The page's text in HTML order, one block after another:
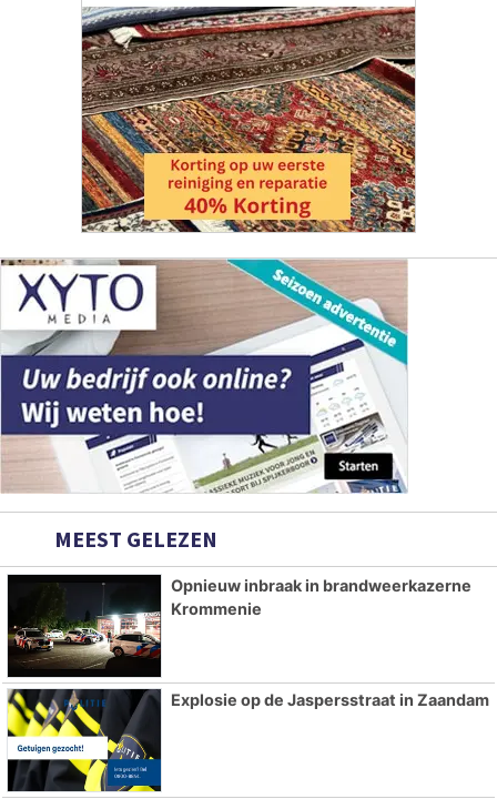
MEEST GELEZEN
Opnieuw inbraak in brandweerkazerne
Krommenie
Explosie op de Jaspersstraat in Zaandam